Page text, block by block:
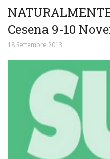
Cesena 9-10
18 Settembre 2013